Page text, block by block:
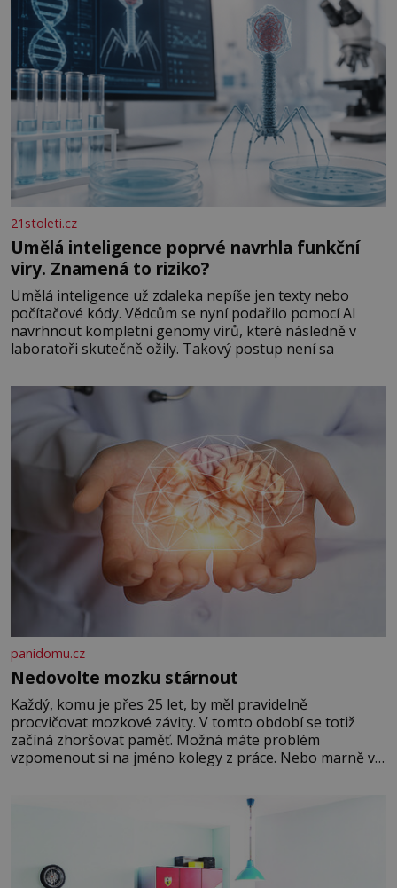
21stoleti.cz
Umělá inteligence poprvé navrhla funkční
viry. Znamená to riziko?
Umělá inteligence už zdaleka nepíše jen texty nebo
počítačové kódy. Vědcům se nyní podařilo pomocí AI
navrhnout kompletní genomy virů, které následně v
laboratoři skutečně ožily. Takový postup není sa
panidomu.cz
Nedovolte mozku stárnout
Každý, komu je přes 25 let, by měl pravidelně
procvičovat mozkové závity. V tomto období se totiž
začíná zhoršovat paměť. Možná máte problém
vzpomenout si na jméno kolegy z práce. Nebo marně v